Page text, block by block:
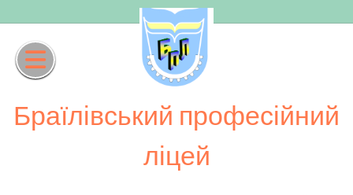
to
content
Браїлівський професійний
ліцей